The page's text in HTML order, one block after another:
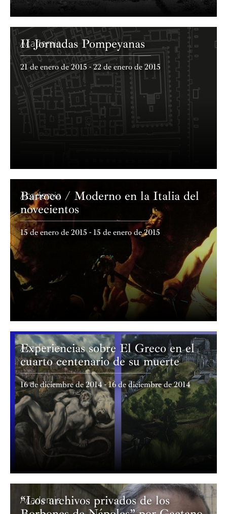
Academia
II Jornadas Pompeyanas
21 de enero de 2015 - 22 de enero de 2015
Academia
Barroco / Moderno en la Italia del
novecientos
15 de enero de 2015 - 15 de enero de 2015
Academia
Experiencias sobre El Greco en el
cuarto centenario de su muerte
16 de diciembre de 2014 - 16 de diciembre de 2014
Academia
“Los archivos privados de los